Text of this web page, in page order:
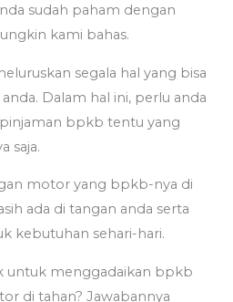
sudah paham dengan
kami bahas.
segala hal yang bisa
Dalam hal ini, perlu anda
bpkb tentu yang
saja.
motor yang bpkb-nya di
ada di tangan anda serta
kebutuhan sehari-hari.
untuk menggadaikan bpkb
di tahan? Jawabannya